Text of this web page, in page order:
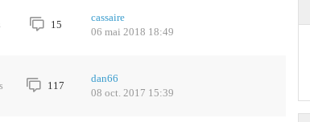
15
cassaire
06 mai 2018 18:49
117
dan66
08 oct. 2017 15:39